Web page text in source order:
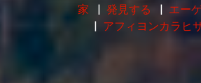
家 発見する
エー
アフィヨンカラヒ